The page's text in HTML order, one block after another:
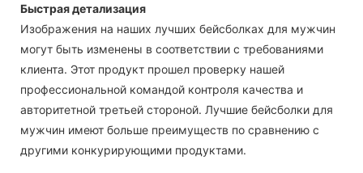
Быстрая детализация
Изображения на наших лучших бейсболках для мужчин
могут быть изменены в соответствии с требованиями
клиента. Этот продукт прошел проверку нашей
профессиональной командой контроля качества и
авторитетной третьей стороной. Лучшие бейсболки для
мужчин имеют больше преимуществ по сравнению с
другими конкурирующими продуктами.